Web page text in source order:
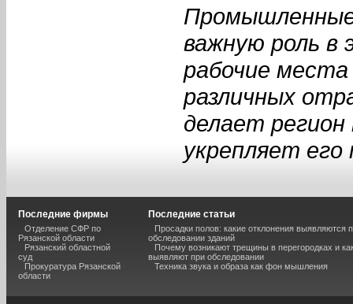
важную роль в
рабочие места
различных
делает
укрепляет
Последние фирмы
Отделение СФР по
Рязанской области
Рязанский областной
суд
Прокуратура Рязанской
области
Последние статьи
Просадки полов: какие отклонения выявляются
обследовании зданий
Почему возникают трещины в перегородках и
выявляют при обследовании
Техника звука и образа как фон мышления